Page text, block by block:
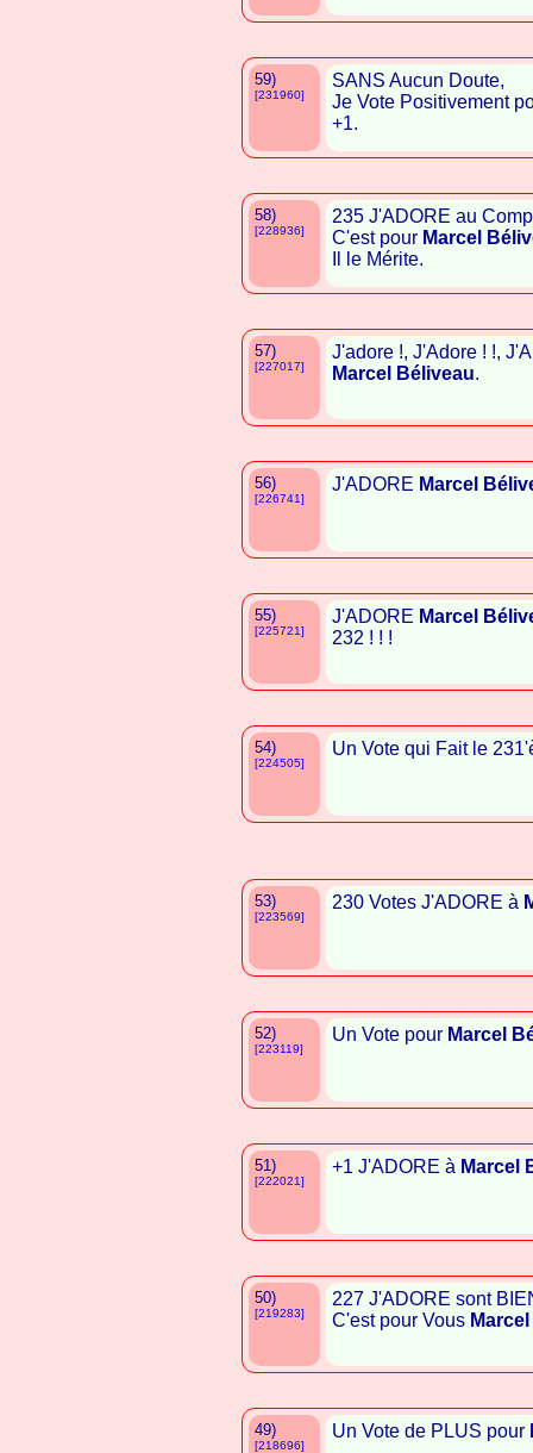
59)
[231960]
SANS Aucun Doute,
Je Vote Positivement
+1.
58)
[228936]
235 J'ADORE au
C'est pour Marcel
Il le Mérite.
57)
[227017]
J'adore !, J'Adore ! !,
Marcel Béliveau.
56)
[226741]
J'ADORE Marcel
55)
[225721]
J'ADORE Marcel
232 ! ! !
54)
[224505]
Un Vote qui Fait le
53)
[223569]
230 Votes J'ADORE à
52)
[223119]
Un Vote pour Marcel
51)
[222021]
+1 J'ADORE à Marcel
50)
[219283]
227 J'ADORE sont
C'est pour Vous
49)
[218696]
Un Vote de PLUS pour